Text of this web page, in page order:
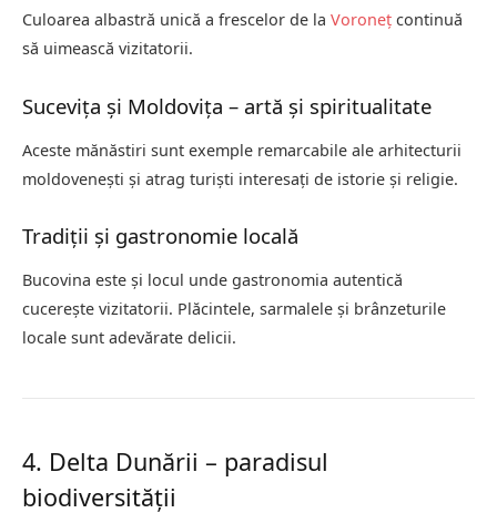
Culoarea albastră unică a frescelor de la Voroneț continuă
să uimească vizitatorii.
Sucevița și Moldovița – artă și spiritualitate
Aceste mănăstiri sunt exemple remarcabile ale arhitecturii
moldovenești și atrag turiști interesați de istorie și religie.
Tradiții și gastronomie locală
Bucovina este și locul unde gastronomia autentică
cucerește vizitatorii. Plăcintele, sarmalele și brânzeturile
locale sunt adevărate delicii.
4. Delta Dunării – paradisul
biodiversității